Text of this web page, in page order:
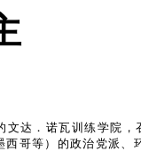
达．诺瓦训练学院
哥等）的政治党派、